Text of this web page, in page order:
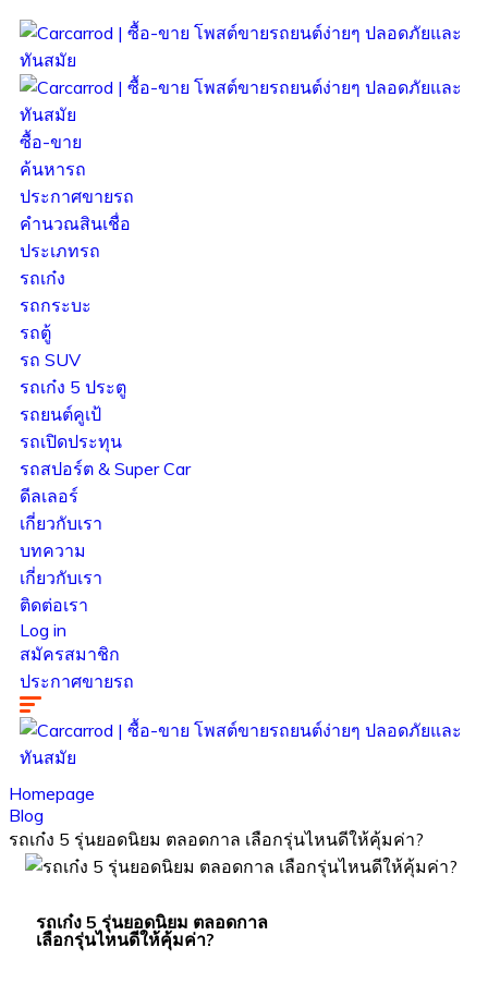
ซื้อ-ขาย
ค้นหารถ
ประกาศขายรถ
คำนวณสินเชื่อ
ประเภทรถ
รถเก๋ง
รถกระบะ
รถตู้
รถ SUV
รถเก๋ง 5 ประตู
รถยนต์คูเป้
รถเปิดประทุน
รถสปอร์ต & Super Car
ดีลเลอร์
เกี่ยวกับเรา
บทความ
เกี่ยวกับเรา
ติดต่อเรา
Log in
สมัครสมาชิก
ประกาศขายรถ
Homepage
Blog
รถเก๋ง 5 รุ่นยอดนิยม ตลอดกาล เลือกรุ่นไหนดีให้คุ้มค่า?
รถเก๋ง 5 รุ่นยอดนิยม ตลอดกาล
เลือกรุ่นไหนดีให้คุ้มค่า?